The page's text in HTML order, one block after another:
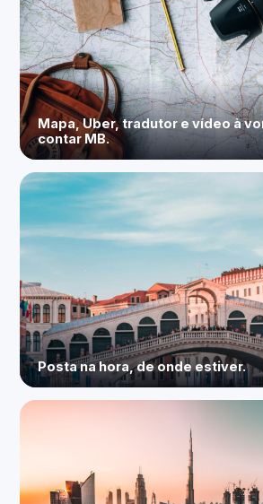
Mapa, Uber, tradutor e vídeo à
contar MB.
Posta na hora, de onde estiver.